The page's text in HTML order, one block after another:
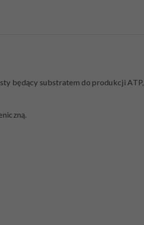
będący substratem do produkcji ATP,